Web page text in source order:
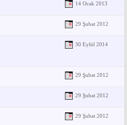
14 Ocak 2013
29 Şubat 2012
30 Eylül 2014
29 Şubat 2012
29 Şubat 2012
29 Şubat 2012